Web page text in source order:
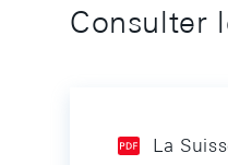
Consulter
La